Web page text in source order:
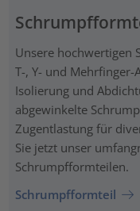
Unsere hochwertigen
T-, Y- und
Isolierung und
abgewinkelte
Zugentlastung für
Sie jetzt unser
Schrumpfformteilen.
Schrumpfformteil